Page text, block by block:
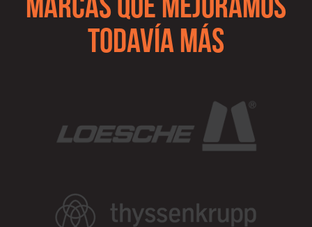
MARCAS QUE MEJORAMOS
TODAVÍA MÁS